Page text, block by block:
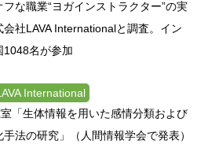
な職業“ヨガインストラクター”の実
社LAVA Internationalと調査。イン
1048名が参加
International
「生体情報を用いた感情分類および
法の研究」（人間情報学会で発表）